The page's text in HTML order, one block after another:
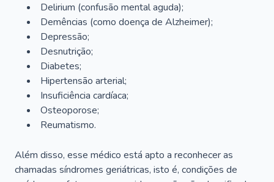
Delirium (confusão mental aguda);
Demências (como doença de Alzheimer);
Depressão;
Desnutrição;
Diabetes;
Hipertensão arterial;
Insuficiência cardíaca;
Osteoporose;
Reumatismo.
Além disso, esse médico está apto a reconhecer as
chamadas síndromes geriátricas, isto é, condições de